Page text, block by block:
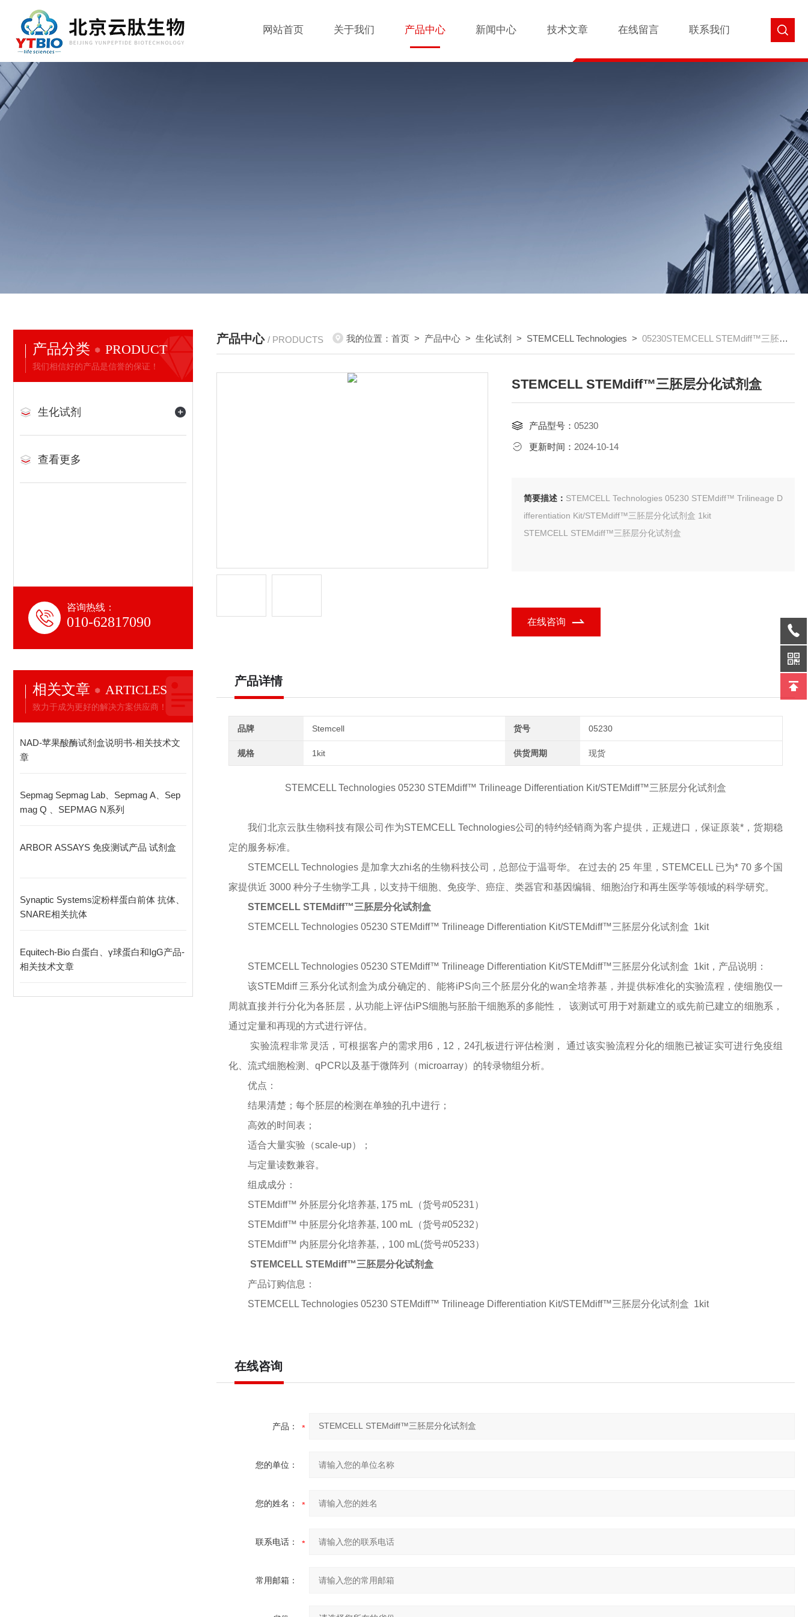
网站首页 关于我们 产品中心 新闻中心 技术文章 在线留言 联系我们
产品分类 PRODUCT
我们相信好的产品是信誉的保证！
生化试剂
查看更多
咨询热线：
010-62817090
相关文章 ARTICLES
致力于成为更好的解决方案供应商！
NAD-苹果酸酶试剂盒说明书-相关技术文
章
Sepmag Sepmag Lab、Sepmag A、Sep
mag Q 、SEPMAG N系列
ARBOR ASSAYS 免疫测试产品 试剂盒
Synaptic Systems淀粉样蛋白前体 抗体、
SNARE相关抗体
Equitech-Bio 白蛋白、γ球蛋白和IgG产品-
相关技术文章
产品中心 / PRODUCTS 我的位置：首页 > 产品中心 >生化试剂 > STEMCELL Technologies >05230STEMCELL STEMdiff™三胚层分化试剂盒
STEMCELL STEMdiff™三胚层分化试剂盒
产品型号： 05230
更新时间： 2024-10-14
简要描述： STEMCELL Technologies 05230 STEMdiff™ Trilineage D
ifferentiation Kit/STEMdiff™三胚层分化试剂盒 1kit
STEMCELL STEMdiff™三胚层分化试剂盒
在线咨询
产品详情
品牌 Stemcell 货号 05230
规格 1kit 供货周期 现货
STEMCELL Technologies 05230 STEMdiff™ Trilineage Differentiation Kit/STEMdiff™三胚层分化试剂盒
我们北京云肽生物科技有限公司作为STEMCELL Technologies公司的特约经销商为客户提供，正规进口，保证原装*，货期稳
定的服务标准。
STEMCELL Technologies 是加拿大zhi名的生物科技公司，总部位于温哥华。 在过去的 25 年里，STEMCELL 已为* 70 多个国
家提供近 3000 种分子生物学工具，以支持干细胞、免疫学、癌症、类器官和基因编辑、细胞治疗和再生医学等领域的科学研究。
STEMCELL STEMdiff™三胚层分化试剂盒
STEMCELL Technologies 05230 STEMdiff™ Trilineage Differentiation Kit/STEMdiff™三胚层分化试剂盒 1kit
STEMCELL Technologies 05230 STEMdiff™ Trilineage Differentiation Kit/STEMdiff™三胚层分化试剂盒 1kit， 产品说明 ：
该STEMdiff 三系分化试剂盒为成分确定的、能将iPS向三个胚层分化的wan全培养基，并提供标准化的实验流程，使细胞仅一
周就直接并行分化为各胚层，从功能上评估iPS细胞与胚胎干细胞系的多能性， 该测试可用于对新建立的或先前已建立的细胞系，
通过定量和再现的方式进行评估。
实验流程非常灵活，可根据客户的需求用6，12，24孔板进行评估检测， 通过该实验流程分化的细胞已被证实可进行免疫组
化、流式细胞检测、qPCR以及基于微阵列（microarray）的转录物组分析。
优点：
结果清楚；每个胚层的检测在单独的孔中进行；
高效的时间表；
适合大量实验（scale-up）；
与定量读数兼容。
组成成分：
STEMdiff™ 外胚层分化培养基, 175 mL （货号#05231）
STEMdiff™ 中胚层分化培养基, 100 mL （货号#05232）
STEMdiff™ 内胚层分化培养基, ， 100 mL(货号#05233）
STEMCELL STEMdiff™三胚层分化试剂盒
产品订购信息：
STEMCELL Technologies 05230 STEMdiff™ Trilineage Differentiation Kit/STEMdiff™三胚层分化试剂盒 1kit
在线咨询
产品：
您的单位：
您的姓名：
联系电话：
常用邮箱：